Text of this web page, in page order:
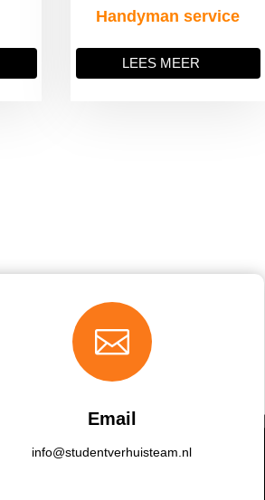
Handyman service
LEES MEER

Email
info@studentverhuisteam.nl